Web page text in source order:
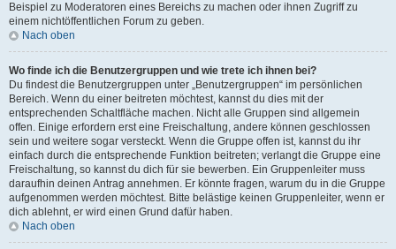
Beispiel zu Moderatoren eines Bereichs zu machen oder ihnen Zugriff zu
einem nichtöffentlichen Forum zu geben.
Nach oben
Wo finde ich die Benutzergruppen und wie trete ich ihnen bei?
Du findest die Benutzergruppen unter „Benutzergruppen“ im persönlichen
Bereich. Wenn du einer beitreten möchtest, kannst du dies mit der
entsprechenden Schaltfläche machen. Nicht alle Gruppen sind allgemein
offen. Einige erfordern erst eine Freischaltung, andere können geschlossen
sein und weitere sogar versteckt. Wenn die Gruppe offen ist, kannst du ihr
einfach durch die entsprechende Funktion beitreten; verlangt die Gruppe eine
Freischaltung, so kannst du dich für sie bewerben. Ein Gruppenleiter muss
daraufhin deinen Antrag annehmen. Er könnte fragen, warum du in die Gruppe
aufgenommen werden möchtest. Bitte belästige keinen Gruppenleiter, wenn er
dich ablehnt, er wird einen Grund dafür haben.
Nach oben